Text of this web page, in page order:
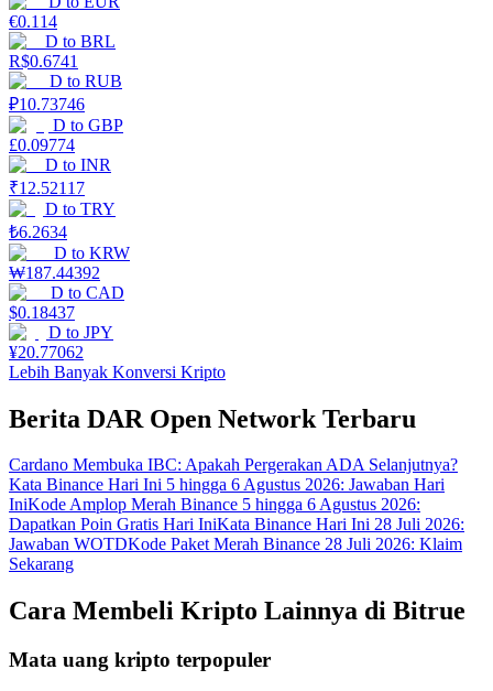
€0.114
D to BRL
R$0.6741
D to RUB
₽10.73746
D to GBP
£0.09774
D to INR
₹12.52117
D to TRY
₺6.2634
D to KRW
₩187.44392
D to CAD
$0.18437
D to JPY
¥20.77062
Lebih Banyak Konversi Kripto
Berita DAR Open Network Terbaru
Cardano Membuka IBC: Apakah Pergerakan ADA Selanjutnya?
Kata Binance Hari Ini 5 hingga 6 Agustus 2026: Jawaban Hari
IniKode Amplop Merah Binance 5 hingga 6 Agustus 2026:
Dapatkan Poin Gratis Hari IniKata Binance Hari Ini 28 Juli 2026:
Jawaban WOTDKode Paket Merah Binance 28 Juli 2026: Klaim
Sekarang
Cara Membeli Kripto Lainnya di Bitrue
Mata uang kripto terpopuler